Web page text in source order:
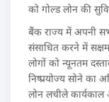
को गोल्ड लोन की
बैंक राज्य में अपनी
संसाधित करने में
लोगों को न्यूनतम
निष्प्रयोज्य सोने का
लोन लचीले